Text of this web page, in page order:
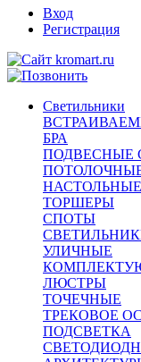
Вход
Регистрация
Светильники
БРА
ПОДВЕСНЫЕ
ТОРШЕРЫ
СПОТЫ
УЛИЧНЫЕ
ЛЮСТРЫ
ТОЧЕЧНЫЕ
ТРЕКОВОЕ
ПОДСВЕТКА